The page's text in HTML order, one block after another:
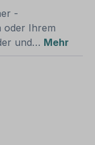
-
oder Ihrem
und… Mehr